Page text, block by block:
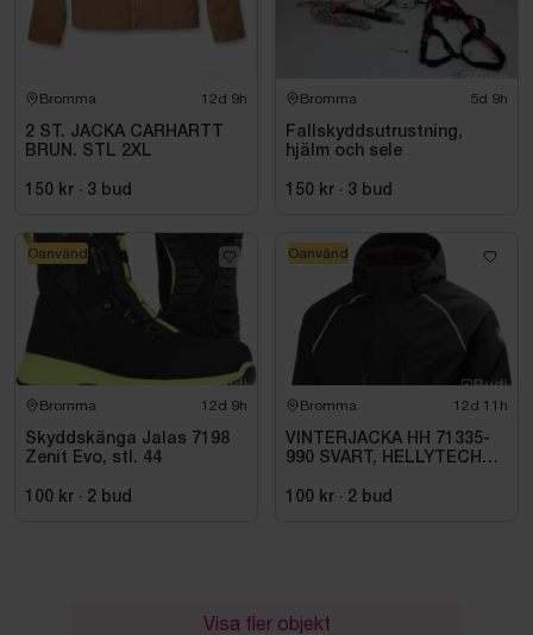
Bromma 12d 9h
2 ST. JACKA CARHARTT
BRUN. STL 2XL
150 kr · 3 bud
Bromma 5d 9h
Fallskyddsutrustning,
hjälm och sele
150 kr · 3 bud
Bromma 12d 9h
Skyddskänga Jalas 7198
Zenit Evo, stl. 44
100 kr · 2 bud
Oanvänd
Bromma 12d 11h
VINTERJACKA HH 71335-
990 SVART, HELLYTECH
100 kr · 2 bud
Oanvänd
Visa fler objekt